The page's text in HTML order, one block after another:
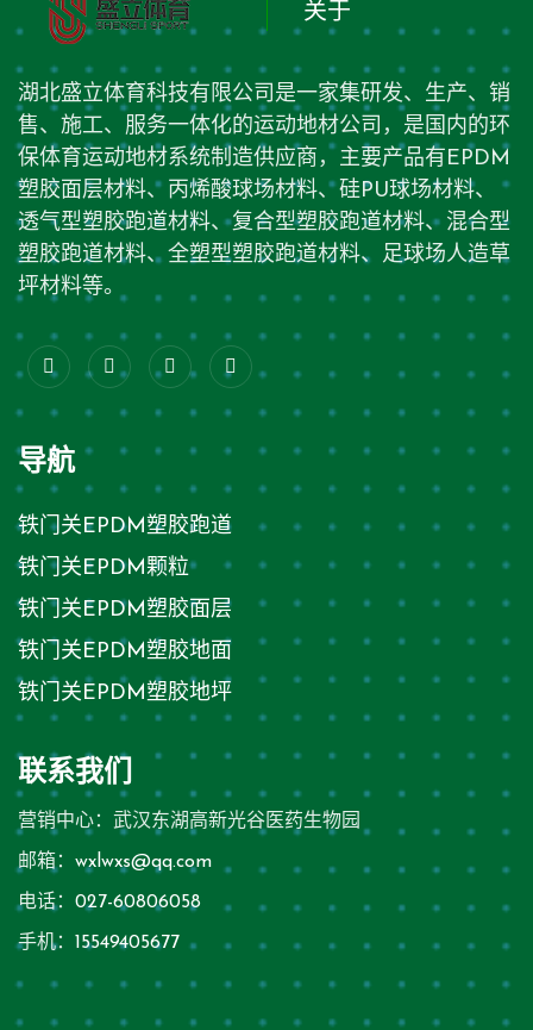
关于
湖北盛立体育科技有限公司是一家集研发、生产、销
售、施工、服务一体化的运动地材公司，是国内的环
保体育运动地材系统制造供应商，主要产品有EPDM
塑胶面层材料、丙烯酸球场材料、硅PU球场材料、
透气型塑胶跑道材料、复合型塑胶跑道材料、混合型
塑胶跑道材料、全塑型塑胶跑道材料、足球场人造草
坪材料等。
导航
铁门关EPDM塑胶跑道
铁门关EPDM颗粒
铁门关EPDM塑胶面层
铁门关EPDM塑胶地面
铁门关EPDM塑胶地坪
联系我们
营销中心：武汉东湖高新光谷医药生物园
邮箱： wxlwxs@qq.com
电话： 027-60806058
手机： 15549405677